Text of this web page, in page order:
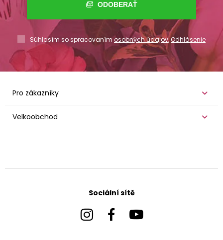
ODOBERAŤ
Súhlasím so spracovaním osobných údajov,Odhlásenie
Pro zákazníky
Velkoobchod
Sociální sítě